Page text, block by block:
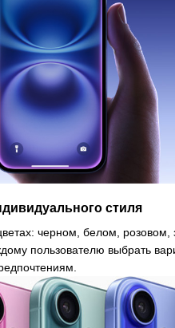
стиля
черном, белом, розовом,
пользователю выбрать